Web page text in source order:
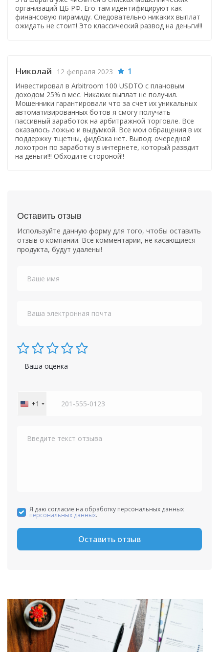
организаций ЦБ РФ. Его там идентифицируют как
финансовую пирамиду. Следовательно никаких выплат
ожидать не стоит! Это классический развод на деньги!!!
Николай 12 февраля 2023 1
Инвестировал в Arbitroom 100 USDTО с плановым
доходом 25% в мес. Никаких выплат не получил.
Мошенники гарантировали что за счет их уникальных
автоматизированных ботов я смогу получать
пассивный заработок на арбитражной торговле. Все
оказалось ложью и выдумкой. Все мои обращения в их
поддержку тщетны, фидбэка нет. Вывод: очередной
лохотрон по заработку в интернете, который развдит
на деньги!!! Обходите стороной!!
Оставить отзыв
Используйте данную форму для того, чтобы оставить
отзыв о компании. Все комментарии, не касающиеся
продукта, будут удалены!
Ваша оценка
United
+1
Я даю согласие на обработку персональных данных
персональных данных.
Оставить отзыв